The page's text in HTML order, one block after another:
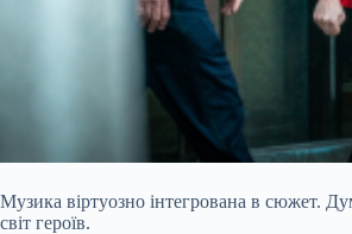
Музика віртуозно інтегрована в сюжет.
світ героїв.